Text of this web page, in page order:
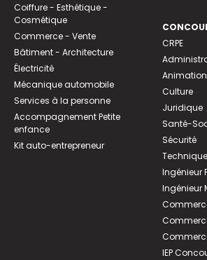
Coiffure - Esthétique -
Cosmétique
Commerce - Vente
Bâtiment - Architecture
Électricité
Mécanique automobile
Services à la personne
Accompagnement Petite
enfance
Kit auto-entrepreneur
CRPE
Culture
Juridique
Santé-
Sécurité
Technique
Ingénieur
Ingénieur
IEP